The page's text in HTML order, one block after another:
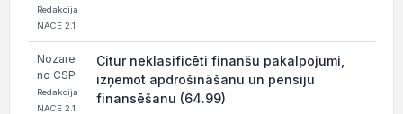
Redakcija
NACE 2.1
Nozare
no CSP
Redakcija
NACE 2.1
Citur neklasificēti finanšu pakalpojumi,
izņemot apdrošināšanu un pensiju
finansēšanu (64.99)